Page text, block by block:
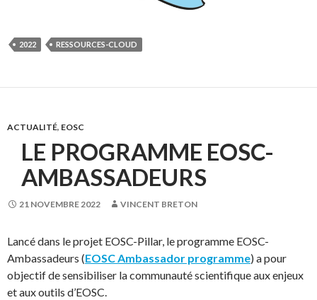
2022 RESSOURCES-CLOUD
ACTUALITÉ, EOSC
LE PROGRAMME EOSC-
AMBASSADEURS
21 NOVEMBRE 2022 VINCENT BRETON
Lancé dans le projet EOSC-Pillar, le programme EOSC-
Ambassadeurs (EOSC Ambassador programme) a pour
objectif de sensibiliser la communauté scientifique aux enjeux
et aux outils d’EOSC.